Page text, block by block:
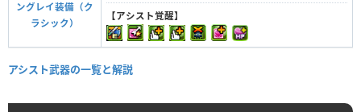
ングレイ装備（ク
ラシック）
【アシスト覚醒】
アシスト武器の一覧と解説